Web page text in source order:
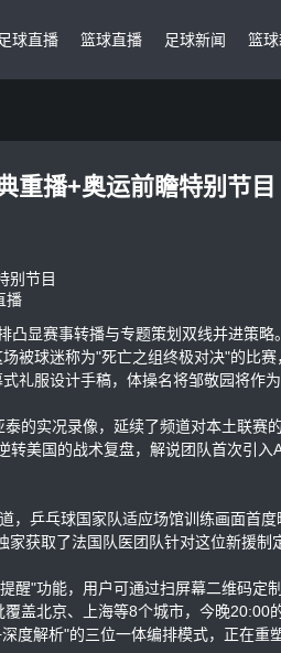
足球直播 篮球直播 足球新闻 篮球
重播+奥运前瞻特别节目
播
凸显赛事转播与专题策划双线并进策
被球迷称为"死亡之组终极对决"的比
礼服设计手稿，体操名将邹敬园将作为
的实况录像，延续了频道对本土联赛
美国的战术复盘，解说团队首次引
，乒乓球国家队适应场馆训练画面首
获取了法国队医团队针对这位新援制
醒"功能，用户可通过扫屏幕二维码定
盖北京、上海等8个城市，今晚20:00
度解析"的三位一体编排模式，正在重